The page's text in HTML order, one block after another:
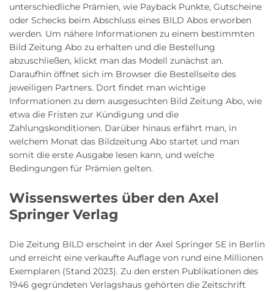
unterschiedliche Prämien, wie Payback Punkte, Gutscheine
oder Schecks beim Abschluss eines BILD Abos erworben
werden. Um nähere Informationen zu einem bestimmten
Bild Zeitung Abo zu erhalten und die Bestellung
abzuschließen, klickt man das Modell zunächst an.
Daraufhin öffnet sich im Browser die Bestellseite des
jeweiligen Partners. Dort findet man wichtige
Informationen zu dem ausgesuchten Bild Zeitung Abo, wie
etwa die Fristen zur Kündigung und die
Zahlungskonditionen. Darüber hinaus erfährt man, in
welchem Monat das Bildzeitung Abo startet und man
somit die erste Ausgabe lesen kann, und welche
Bedingungen für Prämien gelten.
Wissenswertes über den Axel
Springer Verlag
Die Zeitung BILD erscheint in der Axel Springer SE in Berlin
und erreicht eine verkaufte Auflage von rund eine Millionen
Exemplaren (Stand 2023). Zu den ersten Publikationen des
1946 gegründeten Verlagshaus gehörten die Zeitschrift